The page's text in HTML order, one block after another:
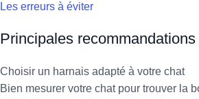
Les erreurs à éviter
Principales
Choisir un harnais adapté à votre chat
Bien mesurer votre chat pour trouver la